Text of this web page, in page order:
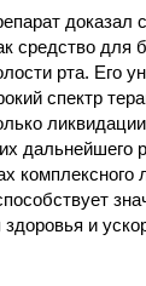
доказал
средство для
рта. Его
спектр
дальнейшего
комплексного
и